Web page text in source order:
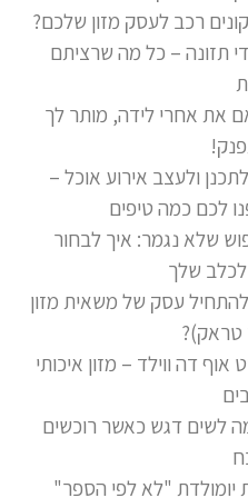
רכב לעסק מזון שלכם?
תזונה – כל מה שרציתם
את אחרי לידה, מותר לך
ולעצב אירוע אוכל –
לכם כמה טיפים
שלא נגמר: איך לבחור
לכלב שלך
עסק של משאית מזון
טראק)?
אוף דה ווילד – מזון איכותי
לשים דגש כאשר רוכשים
יומולדת "לא לפי הספר"